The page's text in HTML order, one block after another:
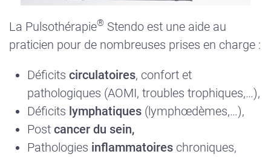
La Pulsothérapie® Stendo est une aide au
praticien pour de nombreuses prises en charge :
Déficits circulatoires, confort et
pathologiques (AOMI, troubles trophiques,…),
Déficits lymphatiques (lymphœdèmes,…),
Post cancer du sein,
Pathologies inflammatoires chroniques,